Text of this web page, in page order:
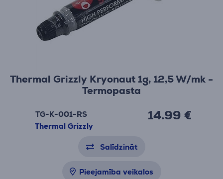
Thermal Grizzly Kryonaut 1g, 12,5 W/mk -
Termopasta
TG-K-001-RS
Thermal Grizzly
14.99 €
Salīdzināt
Pieejamība veikalos